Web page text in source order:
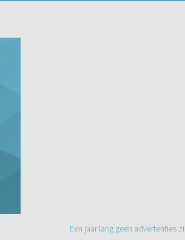
Een jaar lang geen advertenties